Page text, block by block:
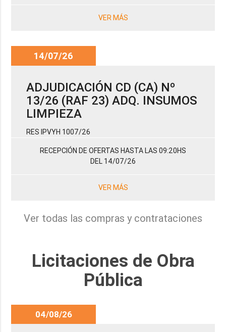
VER MÁS
14/07/26
ADJUDICACIÓN CD (CA) Nº
13/26 (RAF 23) ADQ. INSUMOS
LIMPIEZA
RES IPVYH 1007/26
RECEPCIÓN DE OFERTAS HASTA LAS 09:20HS
DEL 14/07/26
VER MÁS
Ver todas las compras y contrataciones
Licitaciones de Obra
Pública
04/08/26